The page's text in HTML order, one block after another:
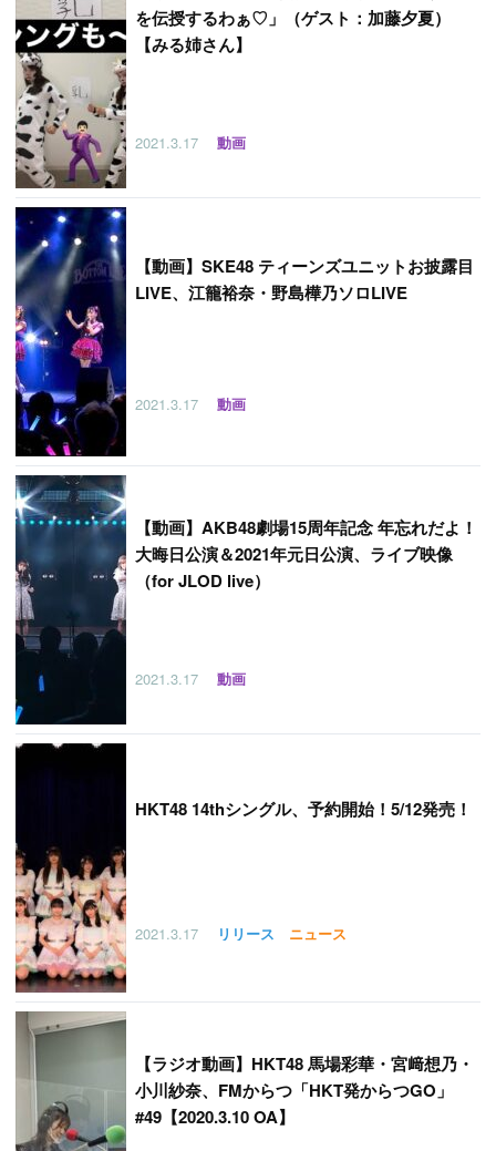
を伝授するわぁ♡」（ゲスト：加藤夕夏）
【みる姉さん】
2021.3.17 動画
【動画】SKE48 ティーンズユニットお披露目
LIVE、江籠裕奈・野島樺乃ソロLIVE
2021.3.17 動画
【動画】AKB48劇場15周年記念 年忘れだよ！
大晦日公演＆2021年元日公演、ライブ映像
（for JLOD live）
2021.3.17 動画
HKT48 14thシングル、予約開始！5/12発売！
2021.3.17 リリース ニュース
【ラジオ動画】HKT48 馬場彩華・宮﨑想乃・
小川紗奈、FMからつ「HKT発からつGO」
#49【2020.3.10 OA】